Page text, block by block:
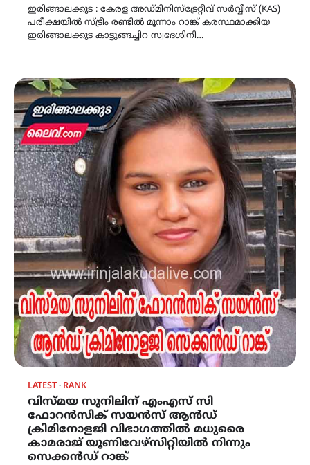
ഇരിങ്ങാലക്കുട : കേരള അഡ്മിനിസ്ട്രേറ്റീവ് സർവ്വീസ് (KAS)
പരീക്ഷയിൽ സ്ട്രീം രണ്ടിൽ മൂന്നാം റാങ്ക് കരസ്ഥമാക്കിയ
ഇരിങ്ങാലക്കുട കാട്ടുങ്ങച്ചിറ സ്വദേശിനി…
LATEST RANK
വിസ്മയ സുനിലിന് എംഎസ് സി
ഫോറൻസിക് സയൻസ് ആൻഡ്
ക്രിമിനോളജി വിഭാഗത്തിൽ മധുരൈ
കാമരാജ് യൂണിവേഴ്സിറ്റിയിൽ നിന്നും
സെക്കൻഡ് റാങ്ക്